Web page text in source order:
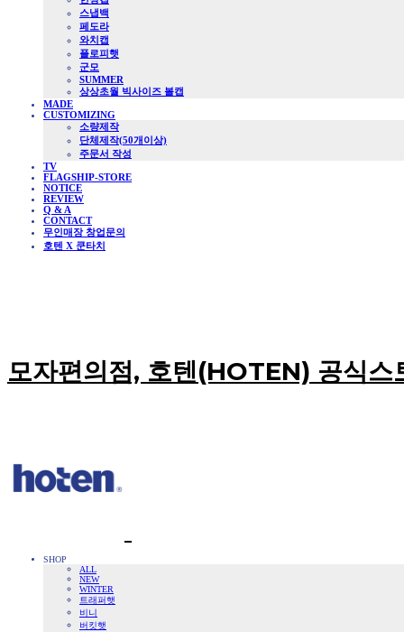
스냅백
페도라
와치캡
플로피햇
군모
SUMMER
상상초월 빅사이즈 볼캡
MADE
CUSTOMIZING
소량제작
단체제작(50개이상)
주문서 작성
TV
FLAGSHIP-STORE
NOTICE
REVIEW
Q & A
CONTACT
무인매장 창업문의
호텐 X 쿤타치
모자편의점, 호텐(HOTEN) 공식스
SHOP
ALL
NEW
WINTER
트래퍼햇
비니
버킷햇